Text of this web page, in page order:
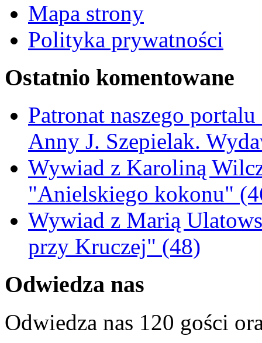
Mapa strony
Polityka prywatności
Ostatnio komentowane
Patronat naszego
Anny J. Szepielak.
Wywiad z Karoliną
"Anielskiego kokonu"
Wywiad z Marią
przy Kruczej" (48)
Odwiedza nas
Odwiedza nas 120 gości